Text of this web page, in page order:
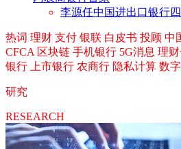
李源任中国进出口银行
热词 理财 支付 银联 白皮书 投顾 中
CFCA 区块链 手机银行 5G消息 理财
银行
上市银行 农商行 隐私计算 数
研究
RESEARCH